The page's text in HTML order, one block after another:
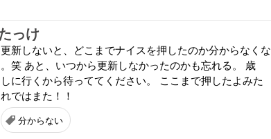
っけ
新しないと、どこまでナイスを押したのか分からなくな
笑 あと、いつから更新しなかったのかも忘れる。 歳
に行くから待っててください。 ここまで押したよみた
ではまた！！
分からない